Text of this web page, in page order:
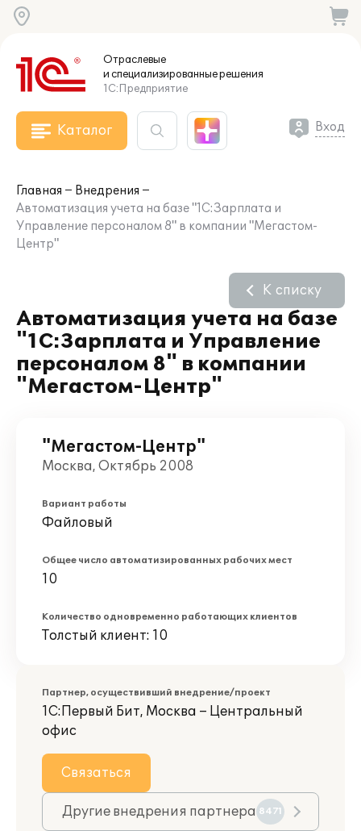
Отраслевые
и специализированныерешения
1С:Предприятие
Каталог Вход
Главная
Внедрения
Автоматизация учета на базе "1С:Зарплата и
Управление персоналом 8" в компании "Мегастом-
Центр"
Автоматизация учета на базе
"1С:Зарплата и Управление
персоналом 8" в компании
"Мегастом-Центр"
К списку
"Мегастом-Центр"
Москва, Октябрь 2008
Вариант работы
Файловый
Общее число автоматизированных рабочих мест
10
Количество одновременно работающих клиентов
Толстый клиент: 10
Партнер, осуществивший внедрение/проект
1С:Первый Бит, Москва – Центральный
офис
Связаться
Другие внедрения партнера 8471